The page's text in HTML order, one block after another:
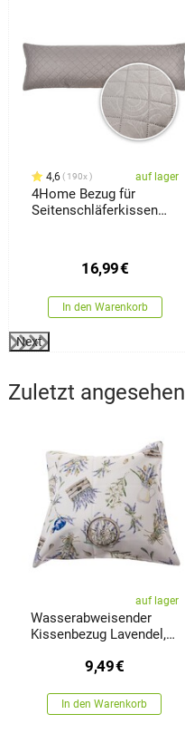
4,6 190x auf lager
4Home Bezug für
Seitenschläferkissen
16,99€
In den Warenkorb
Next
Zuletzt angesehen
auf lager
Wasserabweisender
Kissenbezug Lavendel,
9,49€
In den Warenkorb